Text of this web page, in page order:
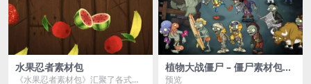
水果忍者素材包
《水果忍者素材包》汇聚了各式鲜
植物大战僵尸 – 僵尸素材包
【可预览】
预览